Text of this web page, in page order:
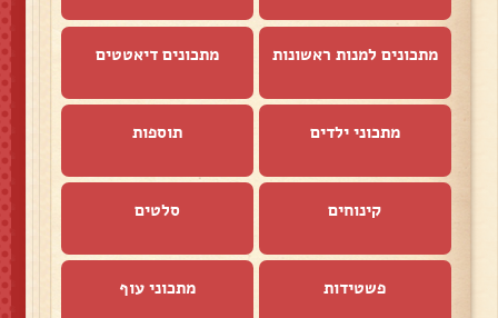
מתכונים למנות ראשונות מתכונים דיאטטים
מתכוני ילדים תוספות
קינוחים סלטים
פשטידות מתכוני עוף